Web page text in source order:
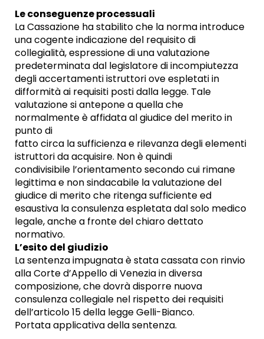
Le conseguenze processuali
La Cassazione ha stabilito che la norma introduce
una cogente indicazione del requisito di
collegialità, espressione di una valutazione
predeterminata dal legislatore di incompiutezza
degli accertamenti istruttori ove espletati in
difformità ai requisiti posti dalla legge. Tale
valutazione si antepone a quella che
normalmente è affidata al giudice del merito in
punto di
fatto circa la sufficienza e rilevanza degli elementi
istruttori da acquisire. Non è quindi
condivisibile l’orientamento secondo cui rimane
legittima e non sindacabile la valutazione del
giudice di merito che ritenga sufficiente ed
esaustiva la consulenza espletata dal solo medico
legale, anche a fronte del chiaro dettato
normativo.
L’esito del giudizio
La sentenza impugnata è stata cassata con rinvio
alla Corte d’Appello di Venezia in diversa
composizione, che dovrà disporre nuova
consulenza collegiale nel rispetto dei requisiti
dell’articolo 15 della legge Gelli-Bianco.
Portata applicativa della sentenza.